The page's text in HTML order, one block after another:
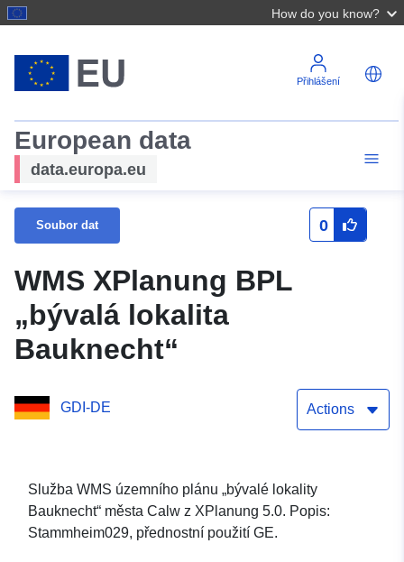
How do you know?
Přihlášení
European data
data.europa.eu
Soubor dat 0
WMS XPlanung BPL
„bývalá lokalita
Bauknecht“
GDI-DE Actions
Služba WMS územního plánu „bývalé lokality
Bauknecht“ města Calw z XPlanung 5.0. Popis:
Stammheim029, přednostní použití GE.